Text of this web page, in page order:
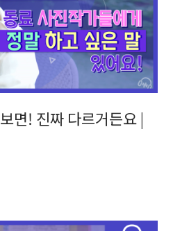
면! 진짜 다르거든요 |